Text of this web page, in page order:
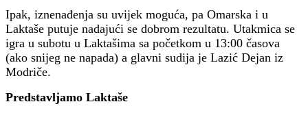
Ipak, iznenađenja su uvijek moguća, pa Omarska i u
Laktaše putuje nadajući se dobrom rezultatu. Utakmica se
igra u subotu u Laktašima sa početkom u 13:00 časova
(ako snijeg ne napada) a glavni sudija je Lazić Dejan iz
Modriče.
Predstavljamo Laktaše